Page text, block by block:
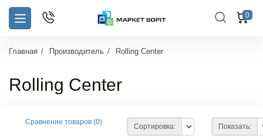
0
Главная Производитель Rolling Center
Rolling Center
Сравнение товаров (0)
Сортировка: Показать: